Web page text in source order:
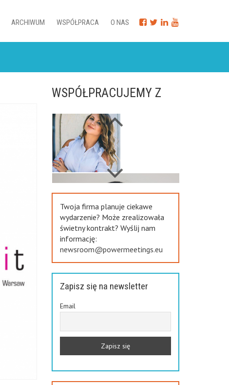
ARCHIWUM WSPÓŁPRACA O NAS
WSPÓŁPRACUJEMY Z
Next
Twoja firma planuje ciekawe
wydarzenie? Może zrealizowała
świetny kontrakt? Wyślij nam
informację:
newsroom@powermeetings.eu
Zapisz się na newsletter
Email